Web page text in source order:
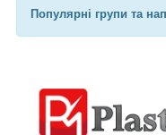
Популярні групи та